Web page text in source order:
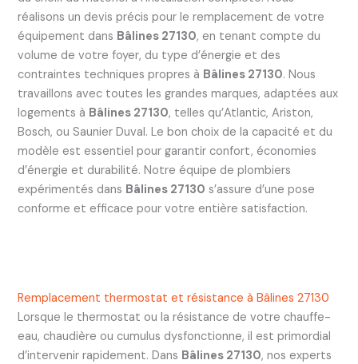
réalisons un devis précis pour le remplacement de votre
équipement dans Bâlines 27130, en tenant compte du
volume de votre foyer, du type d’énergie et des
contraintes techniques propres à Bâlines 27130. Nous
travaillons avec toutes les grandes marques, adaptées aux
logements à Bâlines 27130, telles qu’Atlantic, Ariston,
Bosch, ou Saunier Duval. Le bon choix de la capacité et du
modèle est essentiel pour garantir confort, économies
d’énergie et durabilité. Notre équipe de plombiers
expérimentés dans Bâlines 27130 s’assure d’une pose
conforme et efficace pour votre entière satisfaction.
Remplacement thermostat et résistance à Bâlines 27130
Lorsque le thermostat ou la résistance de votre chauffe-
eau, chaudière ou cumulus dysfonctionne, il est primordial
d’intervenir rapidement. Dans Bâlines 27130, nos experts